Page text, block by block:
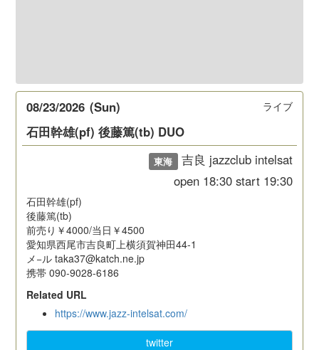
ライブ
08/23/2026 (Sun)
石田幹雄(pf) 後藤篤(tb) DUO
東海
吉良 jazzclub intelsat
open 18:30 start 19:30
石田幹雄(pf)
後藤篤(tb)
前売り￥4000/当日￥4500
愛知県西尾市吉良町上横須賀神田44-1
メ−ル taka37@katch.ne.jp
携帯 090-9028-6186
Related URL
https://www.jazz-intelsat.com/
twitter